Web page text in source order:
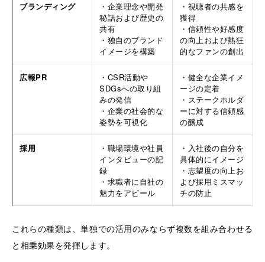
ブランディング
・企業理念や開発
秘話および歴史の
共有
・独自のブランド
イメージを構築
・視聴者の共感を
獲得
・信頼性や好感度
の向上および熱狂
的なファンの創出
広報PR
・CSR活動や
SDGsへの取り組
みの発信
・企業の社会的な
姿勢を可視化
・健全な企業イメ
ージの定着
・ステークホルダ
ーに対する信頼感
の醸成
採用
・職場環境や社員
インタビューの記
録
・求職者に自社の
魅力をアピール
・入社後の自分を
具体的にイメージ
・志望度の向上お
よび採用ミスマッ
チの防止
これらの種類は、単独での活用のみならず複数を組み合わせる
と相乗効果を発揮します。